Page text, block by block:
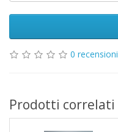
0 recensioni
Prodotti correlati